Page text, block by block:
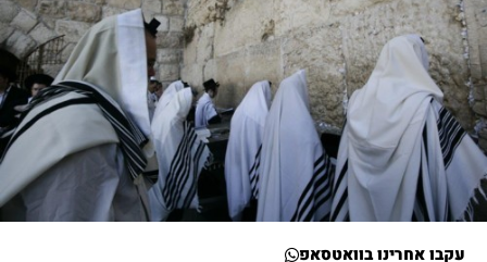
עקבו אחרינו בוואטסאפ